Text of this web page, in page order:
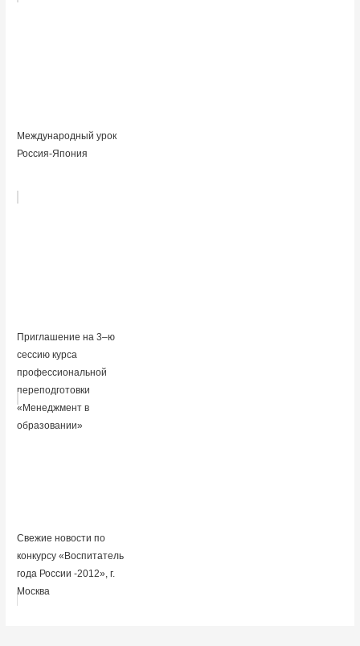
Международный урок
Россия-Япония
Приглашение на 3–ю
сессию курса
профессиональной
переподготовки
«Менеджмент в
образовании»
Свежие новости по
конкурсу «Воспитатель
года России -2012», г.
Москва